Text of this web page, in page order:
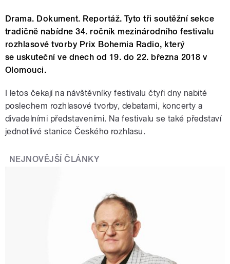
Drama. Dokument. Reportáž. Tyto tři soutěžní sekce
tradičně nabídne 34. ročník mezinárodního festivalu
rozhlasové tvorby Prix Bohemia Radio, který
se uskuteční ve dnech od 19. do 22. března 2018 v
Olomouci.
I letos čekají na návštěvníky festivalu čtyři dny nabité
poslechem rozhlasové tvorby, debatami, koncerty a
divadelními představeními. Na festivalu se také představí
jednotlivé stanice Českého rozhlasu.
NEJNOVĚJŠÍ ČLÁNKY